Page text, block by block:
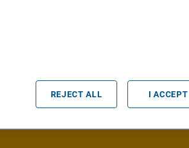
REJECT ALL I ACCEPT